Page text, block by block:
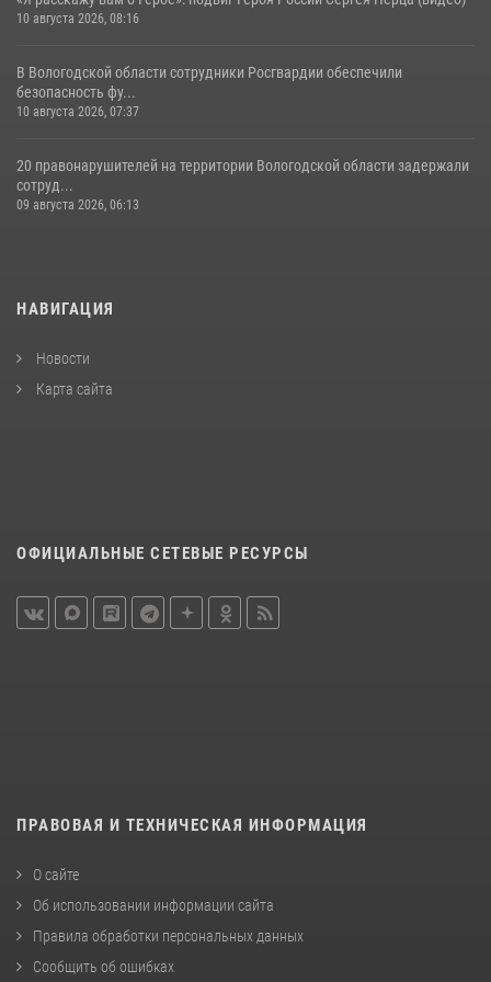
10 августа 2026, 08:16
В Вологодской области сотрудники Росгвардии обеспечили
безопасность фу...
10 августа 2026, 07:37
20 правонарушителей на территории Вологодской области задержали
сотруд...
09 августа 2026, 06:13
НАВИГАЦИЯ
Новости
Карта сайта
ОФИЦИАЛЬНЫЕ СЕТЕВЫЕ РЕСУРСЫ
ПРАВОВАЯ И ТЕХНИЧЕСКАЯ ИНФОРМАЦИЯ
О сайте
Об использовании информации сайта
Правила обработки персональных данных
Сообщить об ошибках